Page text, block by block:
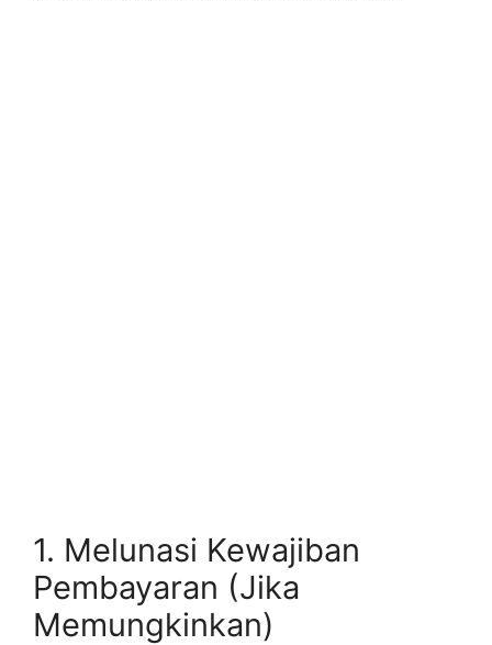
1. Melunasi Kewajiban
Pembayaran (Jika
Memungkinkan)